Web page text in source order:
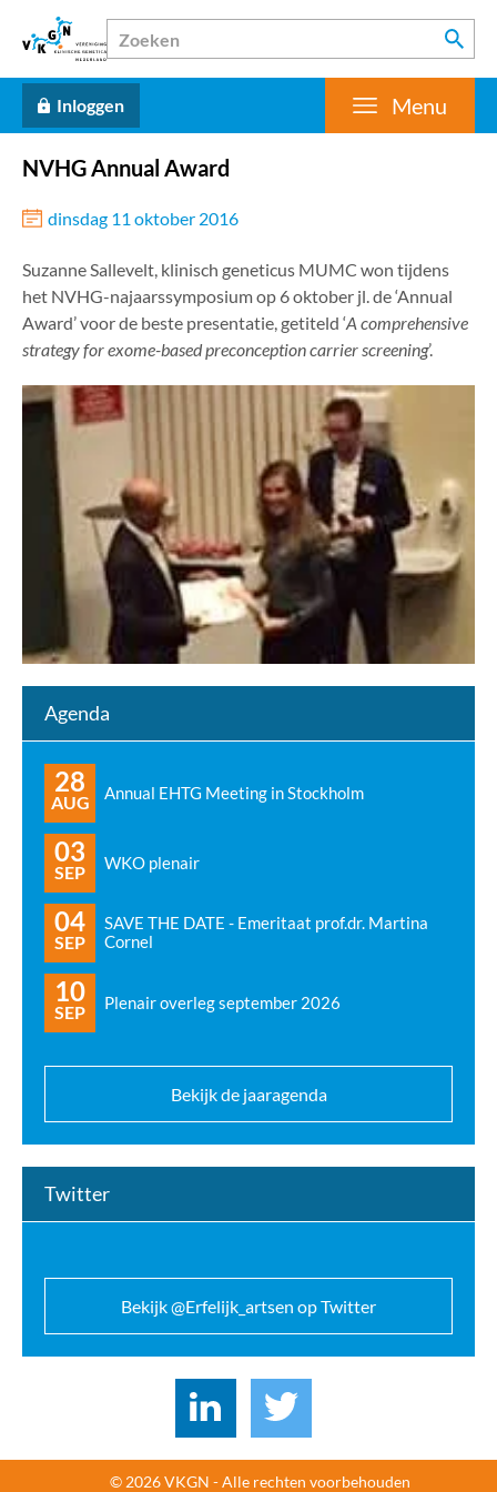
Inloggen Menu
NVHG Annual Award
dinsdag 11 oktober 2016
Suzanne Sallevelt, klinisch geneticus MUMC won tijdens
het NVHG-najaarssymposium op 6 oktober jl. de ‘Annual
Award’ voor de beste presentatie, getiteld ‘A comprehensive
strategy for exome-based preconception carrier screening’.
Agenda
28
AUG Annual EHTG Meeting in Stockholm
03
SEP WKO plenair
04
SEP
SAVE THE DATE - Emeritaat prof.dr. Martina
Cornel
10
SEP Plenair overleg september 2026
Bekijk de jaaragenda
Twitter
Bekijk @Erfelijk_artsen op Twitter
© 2026 VKGN - Alle rechten voorbehouden